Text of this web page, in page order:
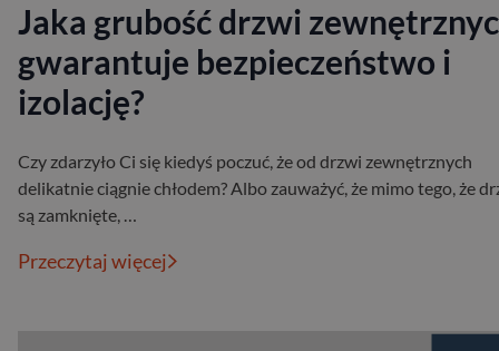
Jaka grubość drzwi
gwarantuje bezpieczeństwo i
izolację?
Czy zdarzyło Ci się kiedyś poczuć, że od drzwi zewnętrznych
delikatnie ciągnie chłodem? Albo zauważyć, że mimo tego, że
są zamknięte, …
Przeczytaj więcej